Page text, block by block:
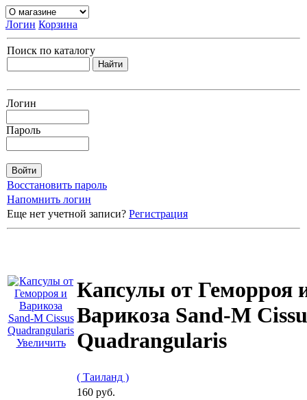
Логин Корзина
Поиск по каталогу
Логин
Пароль
Восстановить пароль
Напомнить логин
Еще нет учетной записи? Регистрация
Увеличить
Капсулы от Геморроя
Варикоза Sand-M
Quadrangularis
( Таиланд )
160 руб.